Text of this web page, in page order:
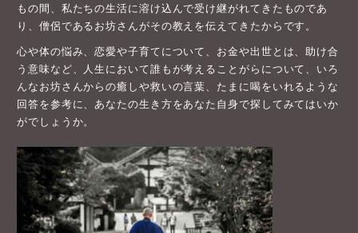
もの間、私たちの生活に溶け込んで受け継がれてきたものであ
り、僧侶であるお坊さんがその教えを伝えてきたからです。
心や体の悩み、恋愛や子育てについて、お金や出世とは、助け合
う意味など、人生において誰もが考えることがらについて、いろ
んなお坊さんからの癒しや救いの言葉、たまに喝をいれるような
回答を参考に、あなたの生き方をあなた自身で探してみてはいか
がでしょうか。